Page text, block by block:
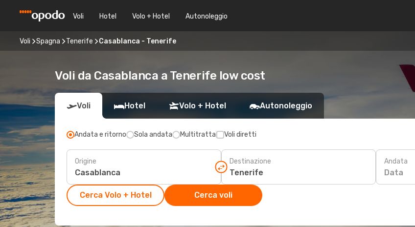
Voli Hotel Volo + Hotel Autonoleggio
Voli Spagna Tenerife Casablanca - Tenerife
Voli da Casablanca a Tenerife low cost
Voli Hotel Volo + Hotel Autonoleggio
Andata e ritorno Sola andata Multitratta Voli diretti
Origine Destinazione Andata
Data
Cerca Volo + Hotel Cerca voli